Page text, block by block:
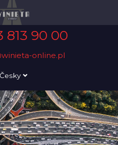
813 90 00
online.pl
Česky